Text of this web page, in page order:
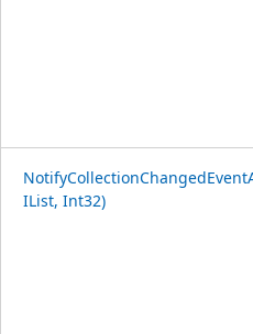
IList, Int32)